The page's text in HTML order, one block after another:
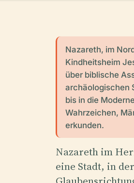
Nazareth, im
Kindheitsheim
über biblische
archäologischen
bis in die
Wahrzeichen,
erkunden.
Nazareth im
eine Stadt, in